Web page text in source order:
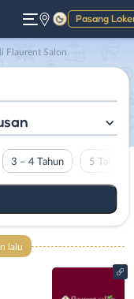
Pasang
Gelap
Flaurent Salon
3 – 4 Tahun 5 Tahun
lalu